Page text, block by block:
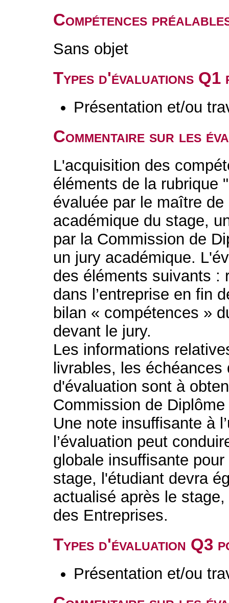
Compétences
Sans objet
Types d'évaluations
Présentation et/ou
Commentaire sur les
L'acquisition des
éléments de la rubrique
évaluée par le maître
académique du stage,
par la Commission de
un jury académique.
des éléments suivants :
dans l’entreprise en fin
bilan « compétences »
devant le jury.
Les informations
livrables, les
d'évaluation sont à
Commission de
Une note insuffisante à
l’évaluation peut
globale insuffisante
stage, l'étudiant devra
actualisé après le
des Entreprises.
Types d'évaluation Q3
Présentation et/ou